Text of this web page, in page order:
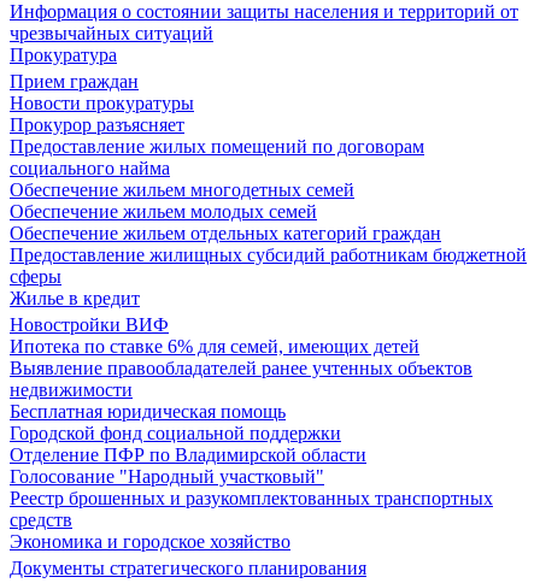
Информация о состоянии защиты населения и территорий от
чрезвычайных ситуаций
Прокуратура
Прием граждан
Новости прокуратуры
Прокурор разъясняет
Предоставление жилых помещений по договорам
социального найма
Обеспечение жильем многодетных семей
Обеспечение жильем молодых семей
Обеспечение жильем отдельных категорий граждан
Предоставление жилищных субсидий работникам бюджетной
сферы
Жилье в кредит
Новостройки ВИФ
Ипотека по ставке 6% для семей, имеющих детей
Выявление правообладателей ранее учтенных объектов
недвижимости
Бесплатная юридическая помощь
Городской фонд социальной поддержки
Отделение ПФР по Владимирской области
Голосование "Народный участковый"
Реестр брошенных и разукомплектованных транспортных
средств
Экономика и городское хозяйство
Документы стратегического планирования